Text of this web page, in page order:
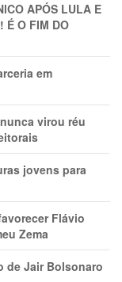
APÓS LULA E
É O FIM DO
em
virou réu
jovens para
Flávio
Zema
de Jair Bolsonaro